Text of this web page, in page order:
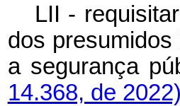
LII -
dos
a segurança
14.368, de 2022)